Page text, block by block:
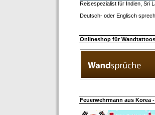
Reisespezialist für Indien, Sri
Deutsch- oder Englisch
Onlineshop für Wandtattoos
Feuerwehrmann aus Korea